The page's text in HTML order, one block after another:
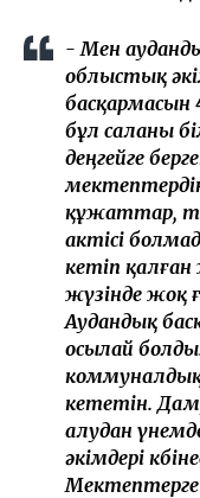
- Мен
облыстық
бұл саланы
деңгейге
құжаттар,
актісі
кетіп
жүзінде жоқ
Аудандық
осылай
кететін.
алудан
әкімдері